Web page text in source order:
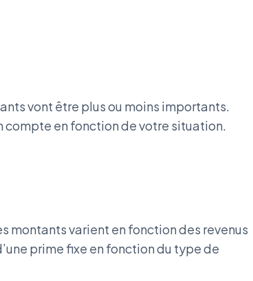
vont être plus ou moins importants.
compte en fonction de votre situation.
montants varient en fonction des revenus
prime fixe en fonction du type de